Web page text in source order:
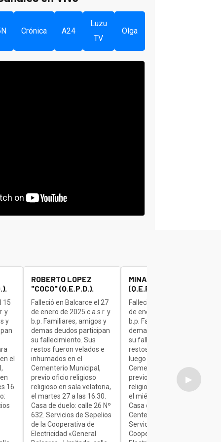
Crónica A24
Luzu
TV
Olga
15
y
y
el
16
ROBERTO LOPEZ
"COCO" (Q.E.P.D.).
Falleció en Balcarce el 27
de enero de 2025 c.a.s.r. y
b.p. Familiares, amigos y
demas deudos participan
su fallecimiento. Sus
restos fueron velados e
inhumados en el
Cementerio Municipal,
previo oficio religioso
religioso en sala velatoria,
el martes 27 a las 16.30.
Casa de duelo: calle 26 Nº
632. Servicios de Sepelios
de la Cooperativa de
Electricidad «General
MINAUDO JOSE "BETA"
(Q.E.P.D.).
Falleció en Balcarce el 27
de enero de 2025 c.a.s.r. y
b.p. Familiares, amigos y
demas deudos participan
su fallecimiento. Sus
restos son velados para
luego ser inhumados en el
Cementerio Municipal,
previo oficio religioso
religioso en sala velatoria,
el miércoles de 7 a 9.30.
Casa de duelo: Av.
Centenario Nº 1840.
Servicios de Sepelios de la
Cooperativa de
▶